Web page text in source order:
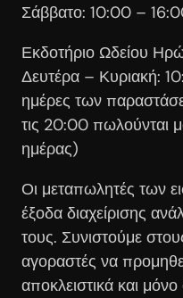
Σάββατο: 10:00 –
Εκδοτήριο Ωδείου
Δευτέρα – Κυριακή:
ημέρες των
τις 20:00 πωλούνται
ημέρας)
Οι μεταπωλητές των
έξοδα διαχείρισης
τους. Συνιστούμε
αγοραστές να
αποκλειστικά και